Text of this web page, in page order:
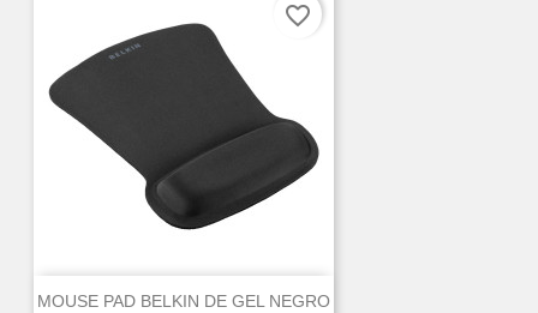
MOUSE PAD BELKIN DE GEL NEGRO
favorite_border